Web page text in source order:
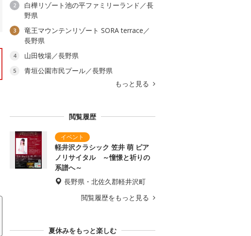
2
白樺リゾート池の平ファミリーランド／長
野県
3
竜王マウンテンリゾート SORA terrace／
長野県
4 山田牧場／長野県
5
青垣公園市民プール／長野県
もっと見る
閲覧履歴
軽井沢クラシック 笠井 萌 ピア
ノリサイタル ～憧憬と祈りの
系譜へ～
長野県・北佐久郡軽井沢町
閲覧履歴をもっと見る
夏休みをもっと楽しむ